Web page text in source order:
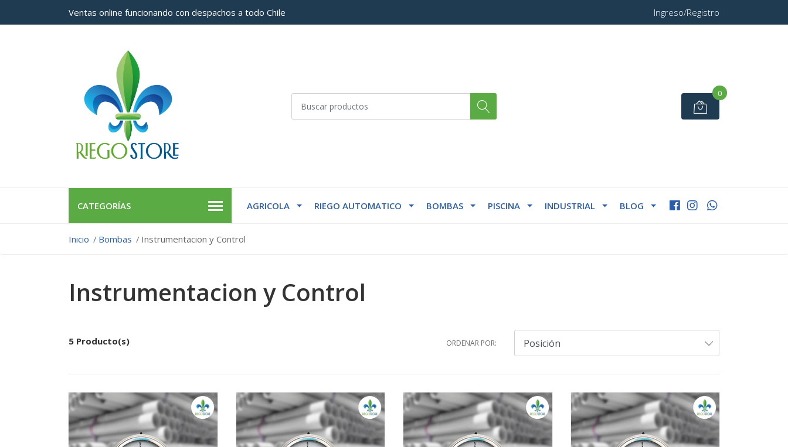
Ventas online funcionando con despachos a todo Chile Ingreso/Registro
0
CATEGORÍAS AGRICOLA RIEGO AUTOMATICO BOMBAS PISCINA INDUSTRIAL BLOG
Inicio Bombas Instrumentacion y Control
Instrumentacion y Control
5 Producto(s) ORDENAR POR: